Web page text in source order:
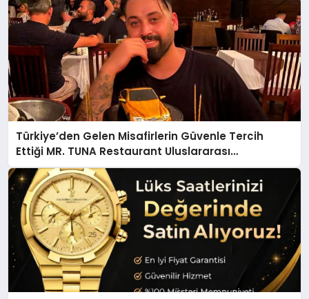
Türkiye’den Gelen Misafirlerin Güvenle Tercih
Ettiği MR. TUNA Restaurant Uluslararası
Başarısıyla Dikkat Çekiyor